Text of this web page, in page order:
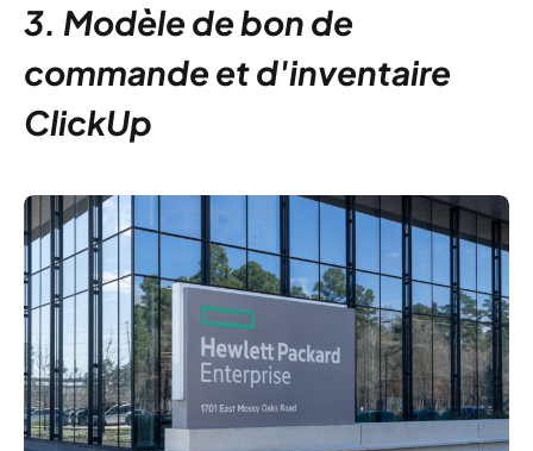
3. Modèle de bon de
commande et d'inventaire
ClickUp